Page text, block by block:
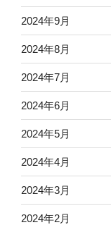
2024年9月
2024年8月
2024年7月
2024年6月
2024年5月
2024年4月
2024年3月
2024年2月